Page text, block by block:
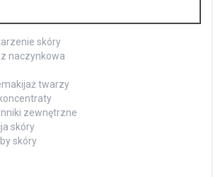
skóry
naczynkowa
twarzy
zewnętrzne
skóry
skóry